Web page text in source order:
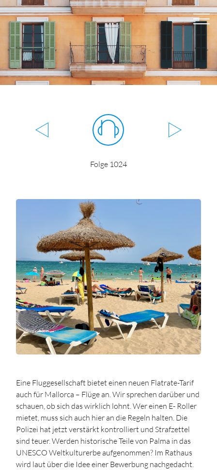
Folge 1024
Eine Fluggesellschaft bietet einen neuen Flatrate-Tarif
auch für Mallorca – Flüge an. Wir sprechen darüber und
schauen, ob sich das wirklich lohnt. Wer einen E- Roller
mietet, muss sich auch hier an die Regeln halten. Die
Polizei hat jetzt verstärkt kontrolliert und Strafzettel
sind teuer. Werden historische Teile von Palma in das
UNESCO Weltkulturerbe aufgenommen? Im Rathaus
wird laut über die Idee einer Bewerbung nachgedacht.